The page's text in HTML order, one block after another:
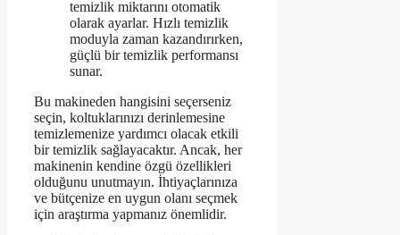
temizlik miktarını otomatik
olarak ayarlar. Hızlı temizlik
moduyla zaman kazandırırken,
güçlü bir temizlik performansı
sunar.
Bu makineden hangisini seçerseniz
seçin, koltuklarınızı derinlemesine
temizlemenize yardımcı olacak etkili
bir temizlik sağlayacaktır. Ancak, her
makinenin kendine özgü özellikleri
olduğunu unutmayın. İhtiyaçlarınıza
ve bütçenize en uygun olanı seçmek
için araştırma yapmanız önemlidir.